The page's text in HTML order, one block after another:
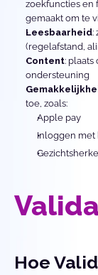
zoekfuncties en
gemaakt om te
Leesbaarheid:
(regelafstand,
Content: plaats
ondersteuning
toe, zoals:
Apple pay
Inloggen met
Hoe